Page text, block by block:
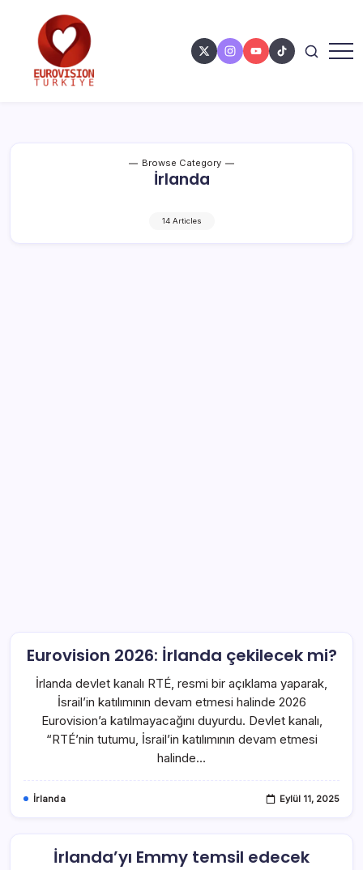
Browse Category
İrlanda
14 Articles
Eurovision 2026: İrlanda çekilecek mi?
İrlanda devlet kanalı RTÉ, resmi bir açıklama yaparak,
İsrail’in katılımının devam etmesi halinde 2026
Eurovision’a katılmayacağını duyurdu. Devlet kanalı,
“RTÉ’nin tutumu, İsrail’in katılımının devam etmesi
halinde…
İrlanda Eylül 11, 2025
İrlanda’yı Emmy temsil edecek